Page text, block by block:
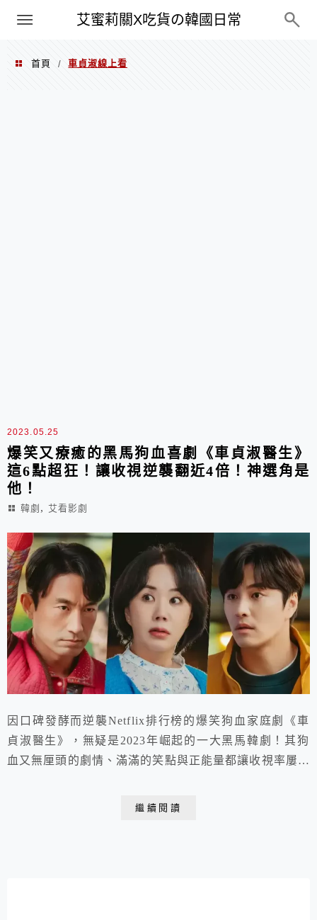
艾蜜莉關X吃貨の韓國日常
PXN
首頁 / 車貞淑線上看
2023.05.25
爆笑又療癒的黑馬狗血喜劇《車貞淑醫生》
這6點超狂！讓收視逆襲翻近4倍！神選角是
他！
韓劇 , 艾看影劇
因口碑發酵而逆襲Netflix排行榜的爆笑狗血家庭劇《車
貞淑醫生》，無疑是2023年崛起的一大黑馬韓劇！其狗
血又無厘頭的劇情、滿滿的笑點與正能量都讓收視率屢創
繼續閱讀